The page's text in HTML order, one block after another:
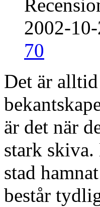
2002-
70
Det är
är det när
stark
stad
består